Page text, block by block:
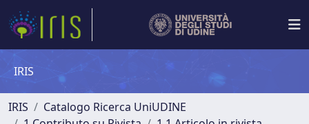
IRIS
IRIS
Catalogo Ricerca UniUDINE